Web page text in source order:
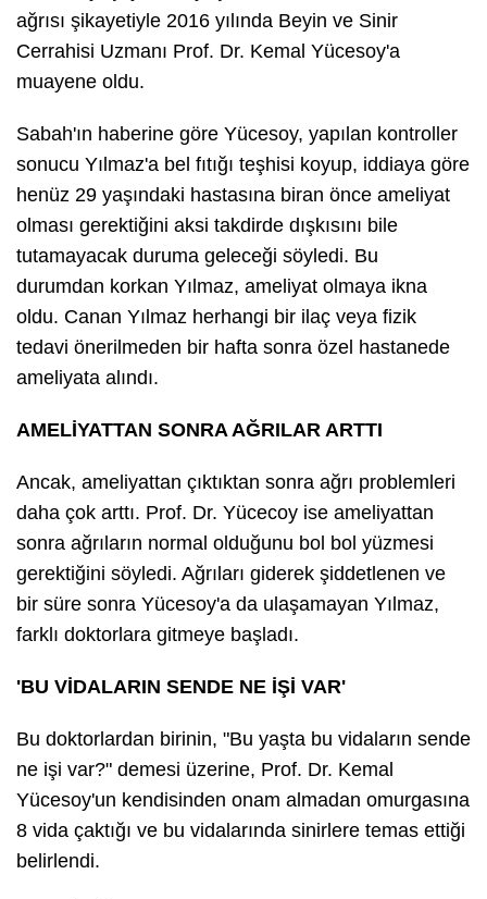
ağrısı şikayetiyle 2016 yılında Beyin ve Sinir
Cerrahisi Uzmanı Prof. Dr. Kemal Yücesoy'a
muayene oldu.
Sabah'ın haberine göre Yücesoy, yapılan kontroller
sonucu Yılmaz'a bel fıtığı teşhisi koyup, iddiaya göre
henüz 29 yaşındaki hastasına biran önce ameliyat
olması gerektiğini aksi takdirde dışkısını bile
tutamayacak duruma geleceği söyledi. Bu
durumdan korkan Yılmaz, ameliyat olmaya ikna
oldu. Canan Yılmaz herhangi bir ilaç veya fizik
tedavi önerilmeden bir hafta sonra özel hastanede
ameliyata alındı.
AMELİYATTAN SONRA AĞRILAR ARTTI
Ancak, ameliyattan çıktıktan sonra ağrı problemleri
daha çok arttı. Prof. Dr. Yücecoy ise ameliyattan
sonra ağrıların normal olduğunu bol bol yüzmesi
gerektiğini söyledi. Ağrıları giderek şiddetlenen ve
bir süre sonra Yücesoy'a da ulaşamayan Yılmaz,
farklı doktorlara gitmeye başladı.
'BU VİDALARIN SENDE NE İŞİ VAR'
Bu doktorlardan birinin, "Bu yaşta bu vidaların sende
ne işi var?" demesi üzerine, Prof. Dr. Kemal
Yücesoy'un kendisinden onam almadan omurgasına
8 vida çaktığı ve bu vidalarında sinirlere temas ettiği
belirlendi.